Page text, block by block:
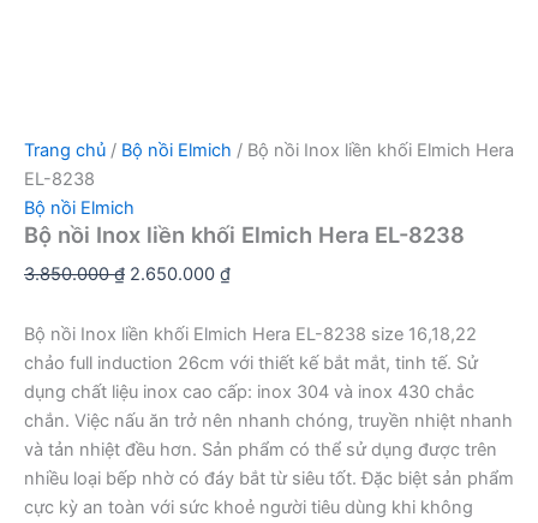
Trang chủ / Bộ nồi Elmich / Bộ nồi Inox liền khối Elmich Hera
EL-8238
Bộ nồi Elmich
Bộ nồi Inox liền khối Elmich Hera EL-8238
3.850.000₫ Giá
là:
3.850.000 ₫.
2.650.000 ₫Giá
tại
là:
2.650.000 ₫.
Bộ nồi Inox liền khối Elmich Hera EL-8238 size 16,18,22
chảo full induction 26cm với thiết kế bắt mắt, tinh tế. Sử
dụng chất liệu inox cao cấp: inox 304 và inox 430 chắc
chắn. Việc nấu ăn trở nên nhanh chóng, truyền nhiệt nhanh
và tản nhiệt đều hơn. Sản phẩm có thể sử dụng được trên
nhiều loại bếp nhờ có đáy bắt từ siêu tốt. Đặc biệt sản phẩm
cực kỳ an toàn với sức khoẻ người tiêu dùng khi không